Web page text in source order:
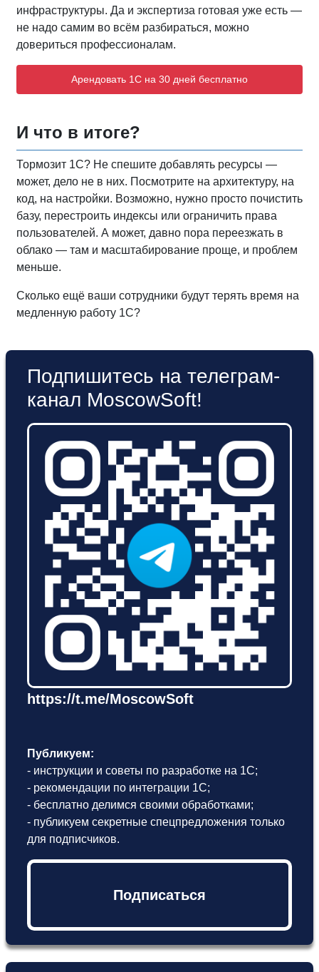
инфраструктуры. Да и экспертиза готовая уже есть —
не надо самим во всём разбираться, можно
довериться профессионалам.
Арендовать 1С на 30 дней бесплатно
И что в итоге?
Тормозит 1С? Не спешите добавлять ресурсы —
может, дело не в них. Посмотрите на архитектуру, на
код, на настройки. Возможно, нужно просто почистить
базу, перестроить индексы или ограничить права
пользователей. А может, давно пора переезжать в
облако — там и масштабирование проще, и проблем
меньше.
Сколько ещё ваши сотрудники будут терять время на
медленную работу 1С?
Подпишитесь на телеграм-
канал MoscowSoft!
https://t.me/MoscowSoft
Публикуем:
- инструкции и советы по разработке на 1С;
- рекомендации по интеграции 1С;
- бесплатно делимся своими обработками;
- публикуем секретные спецпредложения только
для подписчиков.
Подписаться